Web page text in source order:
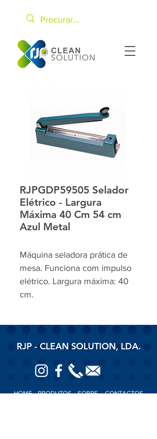
RJPGDP59505 Selador
Elétrico - Largura
Máxima 40 Cm 54 cm
Azul Metal
Máquina seladora prática de
mesa. Funciona com impulso
elétrico. Largura máxima: 40
cm.
RJP - CLEAN SOLUTION, LDA.
HOMEPRODUTOSSOBRE CONTACTOS